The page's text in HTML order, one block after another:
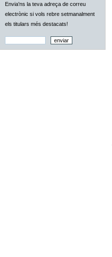
Envia'ns la teva adreça de correu
electrònic si vols rebre setmanalment
els titulars més destacats!